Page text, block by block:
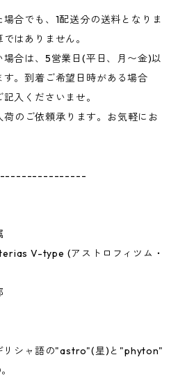
合でも、1配送分の送料となりま
はありません。
合は、5営業日(平日、月〜金)以
。到着ご希望日時がある場合
入くださいませ。
のご依頼承ります。お気軽にお
V-type (アストロフィツム・
シャ語の"astro"(星)と"phyton"